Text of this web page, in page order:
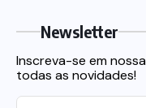
Newsletter
Inscreva-se em
todas as novidades!